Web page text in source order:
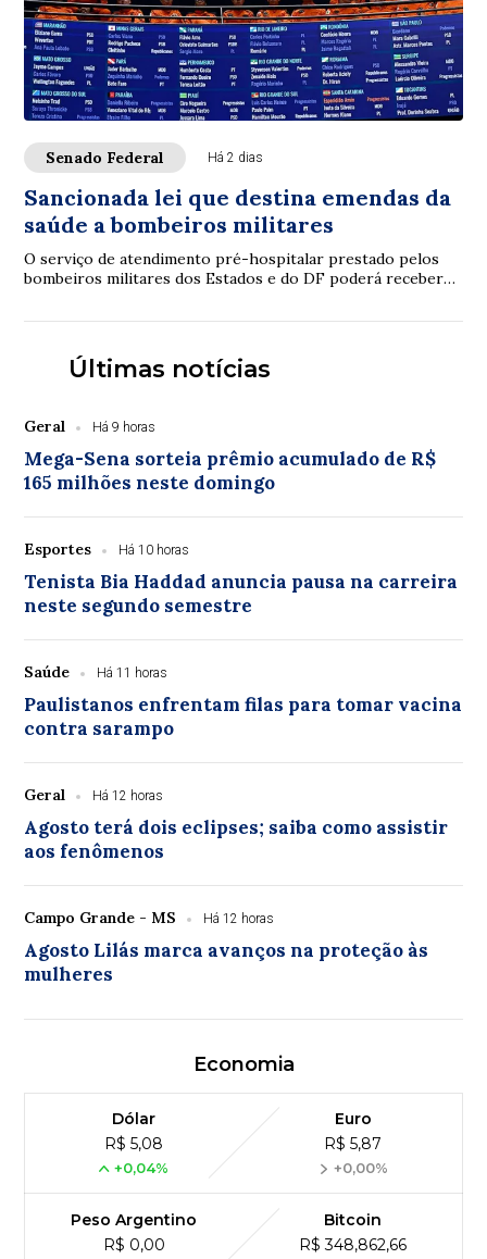
Senado Federal Há 2 dias
Sancionada lei que destina emendas da
saúde a bombeiros militares
O serviço de atendimento pré-hospitalar prestado pelos
bombeiros militares dos Estados e do DF poderá receber
Últimas notícias
Geral Há 9 horas
Mega-Sena sorteia prêmio acumulado de R$
165 milhões neste domingo
Esportes Há 10 horas
Tenista Bia Haddad anuncia pausa na carreira
neste segundo semestre
Saúde Há 11 horas
Paulistanos enfrentam filas para tomar vacina
contra sarampo
Geral Há 12 horas
Agosto terá dois eclipses; saiba como assistir
aos fenômenos
Campo Grande - MS Há 12 horas
Agosto Lilás marca avanços na proteção às
mulheres
Economia
Dólar
R$ 5,08
+0,04%
Euro
R$ 5,87
+0,00%
Peso Argentino
R$ 0,00
Bitcoin
R$ 348,862,66